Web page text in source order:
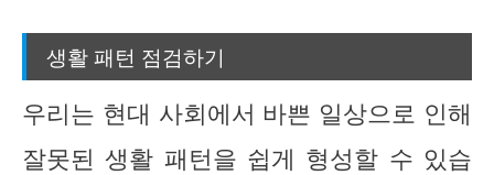
생활 패턴 점검하기
우리는 현대 사회에서 바쁜 일상으로 인해
잘못된 생활 패턴을 쉽게 형성할 수 있습